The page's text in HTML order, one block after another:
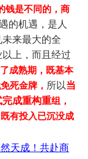
钱是不同的， 商
的机遇，是人
来最大的全
上，而且经过
成熟期，既基本
死金牌， 所以当
成重构重组，
有投入已沉没成
天成！共赴商